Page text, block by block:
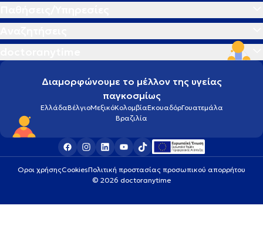
Διαμορφώνουμε το μέλλον της υγείας
παγκοσμίως
ΕλλάδαΒέλγιοΜεξικόΚολομβίαΕκουαδόρΓουατεμάλα
Βραζιλία
Οροι χρήσηςCookiesΠολιτική προστασίας προσωπικού απορρήτου
© 2026 doctoranytime